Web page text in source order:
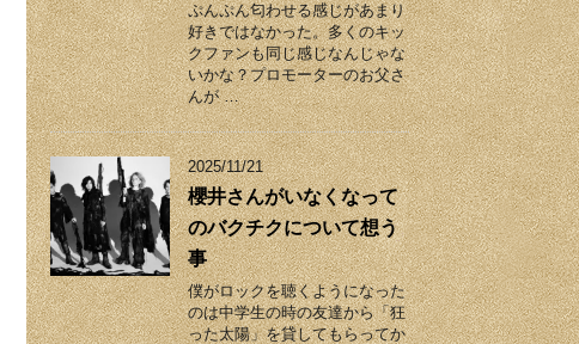
ぷんぷん匂わせる感じがあまり
好きではなかった。多くのキッ
クファンも同じ感じなんじゃな
いかな？プロモーターのお父さ
んが …
2025/11/21
櫻井さんがいなくなって
のバクチクについて想う
事
僕がロックを聴くようになった
のは中学生の時の友達から「狂
った太陽」を貸してもらってか